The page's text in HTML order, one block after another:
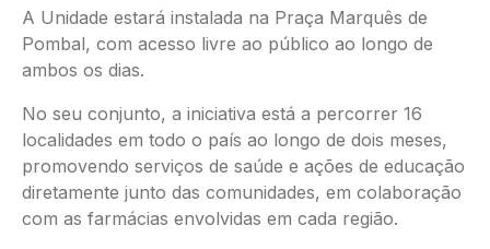
A Unidade estará instalada na Praça Marquês de
Pombal, com acesso livre ao público ao longo de
ambos os dias.
No seu conjunto, a iniciativa está a percorrer 16
localidades em todo o país ao longo de dois meses,
promovendo serviços de saúde e ações de educação
diretamente junto das comunidades, em colaboração
com as farmácias envolvidas em cada região.